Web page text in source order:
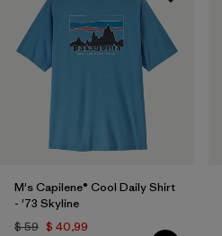
M's Capilene® Cool Daily Shirt
- '73 Skyline
$ 59 $ 40,99